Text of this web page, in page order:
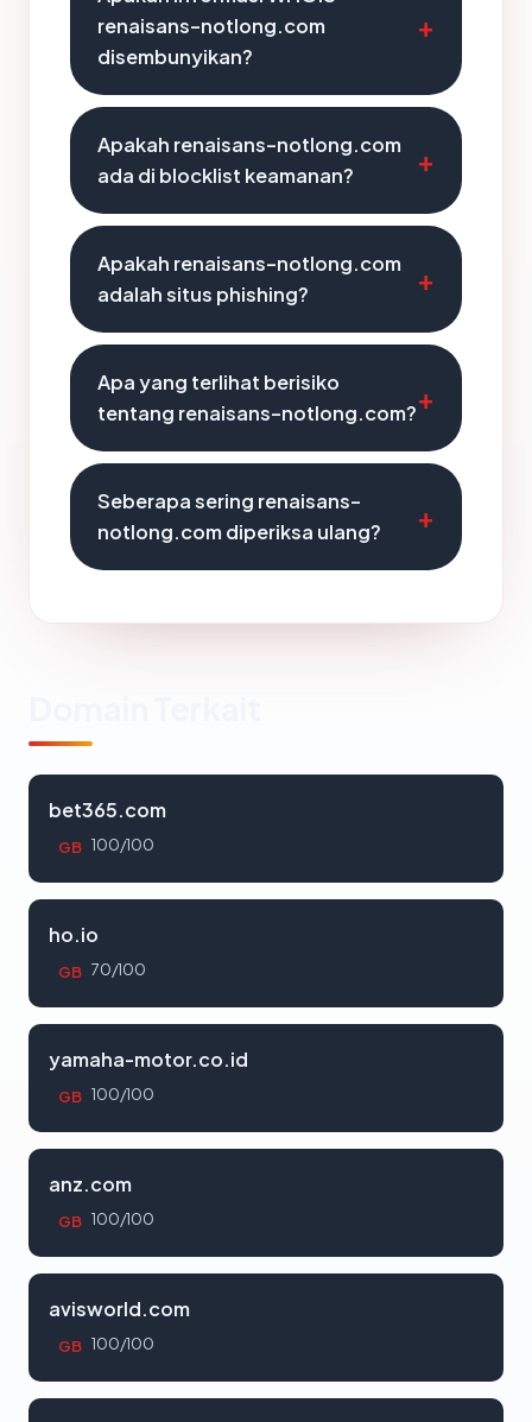
renaisans-notlong.com
disembunyikan?
Apakah renaisans-notlong.com
ada di blocklist keamanan?
Apakah renaisans-notlong.com
adalah situs phishing?
Apa yang terlihat berisiko
tentang renaisans-notlong.com?
Seberapa sering renaisans-
notlong.com diperiksa ulang?
bet365.com
GB 100/100
ho.io
GB 70/100
yamaha-motor.co.id
GB 100/100
anz.com
GB 100/100
avisworld.com
GB 100/100